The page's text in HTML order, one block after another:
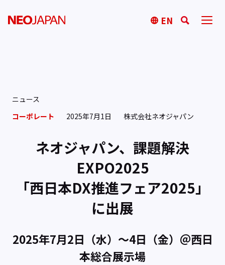
EN
ニュース
コーポレート
2025年7月1日 株式会社ネオジャパン
ネオジャパン、課題解決
EXPO2025
「西日本DX推進フェア2025」
に出展
2025年7月2日（水）～4日（金）＠西日
本総合展示場